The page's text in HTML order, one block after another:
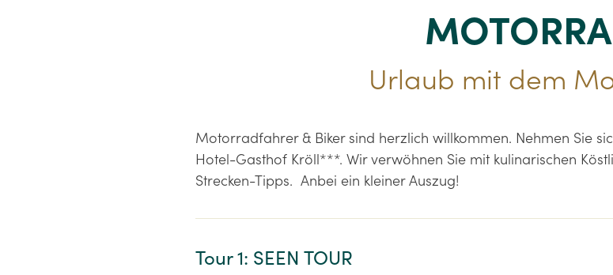
Urlaub mit dem
Motorradfahrer & Biker sind herzlich willkommen. Nehmen Sie
Hotel-Gasthof Kröll***. Wir verwöhnen Sie mit kulinarischen
Strecken-Tipps. Anbei ein kleiner Auszug!
Tour 1: SEEN TOUR